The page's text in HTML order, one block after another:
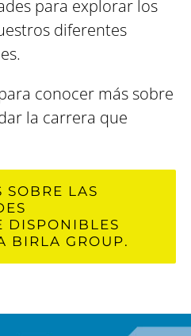
para explorar los
diferentes
conocer más sobre
la carrera que
SOBRE LAS
DISPONIBLES
BIRLA GROUP.